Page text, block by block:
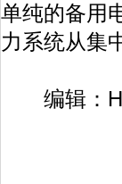
单纯的备用
力系统从集
编辑：